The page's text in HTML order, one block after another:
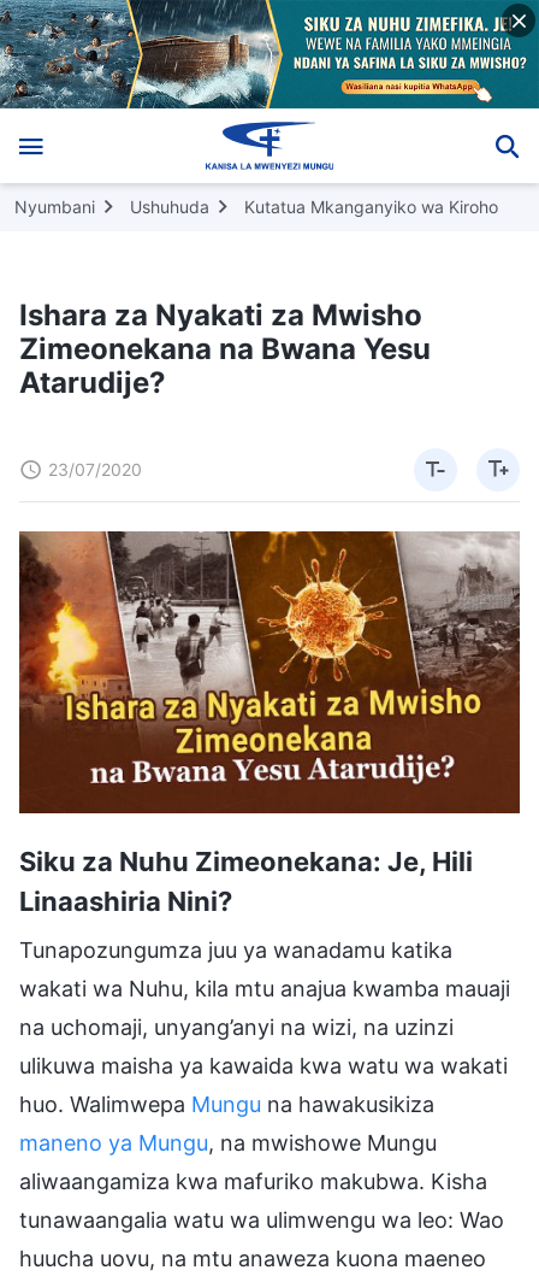
Nyumbani Ushuhuda Kutatua Mkanganyiko wa Kiroho
Ishara za Nyakati za Mwisho
Zimeonekana na Bwana Yesu
Atarudije?
23/07/2020
Siku za Nuhu Zimeonekana: Je, Hili
Linaashiria Nini?
Tunapozungumza juu ya wanadamu katika
wakati wa Nuhu, kila mtu anajua kwamba mauaji
na uchomaji, unyang’anyi na wizi, na uzinzi
ulikuwa maisha ya kawaida kwa watu wa wakati
huo. Walimwepa Mungu na hawakusikiza
maneno ya Mungu, na mwishowe Mungu
aliwaangamiza kwa mafuriko makubwa. Kisha
tunawaangalia watu wa ulimwengu wa leo: Wao
huucha uovu, na mtu anaweza kuona maeneo